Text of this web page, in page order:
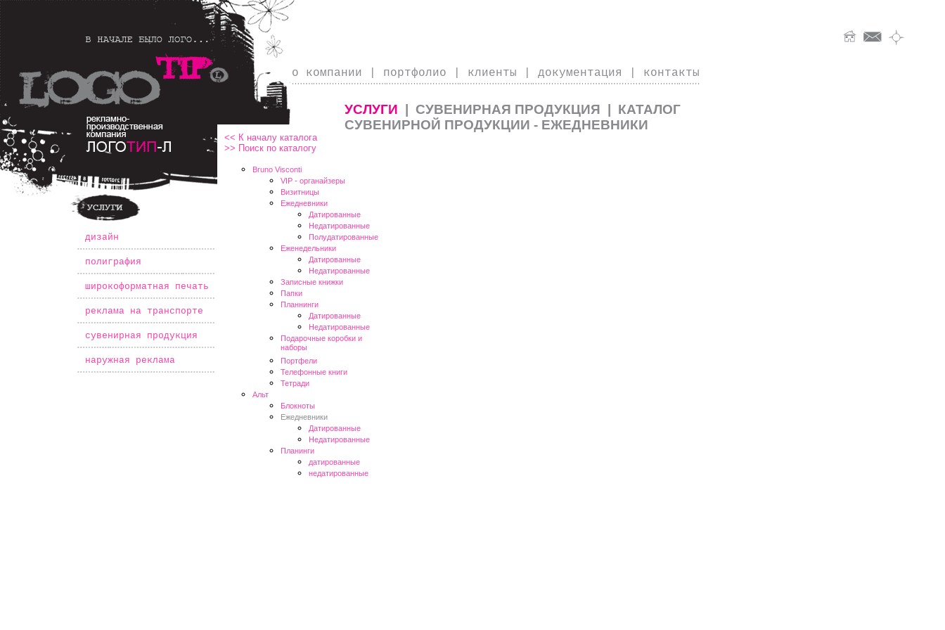
дизайн
полиграфия
широкоформатная печать
реклама на транспорте
сувенирная продукция
наружная реклама
о компании портфолио клиенты документация контакты
УСЛУГИ | СУВЕНИРНАЯ ПРОДУКЦИЯ
| КАТАЛОГ
СУВЕНИРНОЙ ПРОДУКЦИИ - ЕЖЕДНЕВНИКИ
<< К началу каталога
>> Поиск по каталогу
Bruno Visconti
VIP - oрганайзеры
Визитницы
Ежедневники
Датированные
Недатированные
Полудатированные
Еженедельники
Датированные
Недатированные
Записные книжки
Папки
Планнинги
Датированные
Недатированные
Подарочные коробки и
наборы
Портфели
Телефонные книги
Тетради
Альт
Блокноты
Ежедневники
Датированные
Недатированные
Планинги
датированные
недатированные